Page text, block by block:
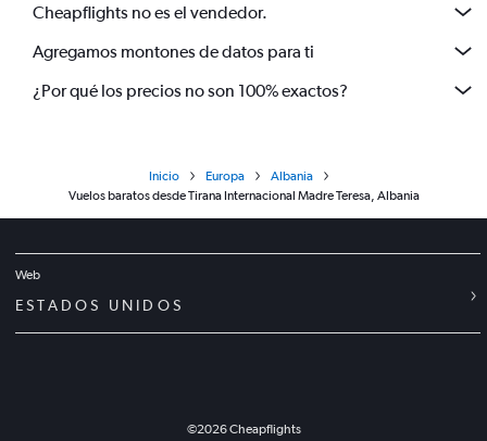
Cheapflights no es el vendedor.
Agregamos montones de datos para ti
¿Por qué los precios no son 100% exactos?
Inicio Europa
Albania
Vuelos baratos desde Tirana Internacional Madre Teresa, Albania
Web
ESTADOS UNIDOS
©2026Cheapflights